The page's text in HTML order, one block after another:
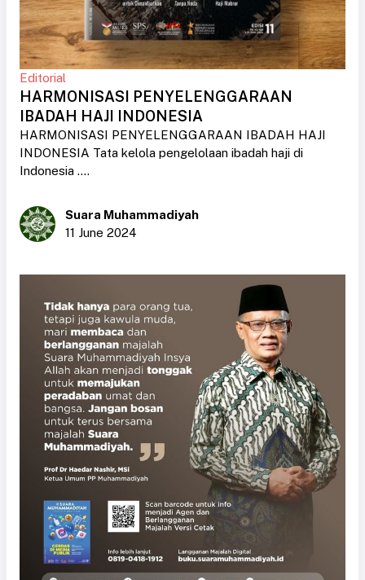
Editorial
HARMONISASI PENYELENGGARAAN
IBADAH HAJI INDONESIA
HARMONISASI PENYELENGGARAAN IBADAH HAJI
INDONESIA Tata kelola pengelolaan ibadah haji di
Indonesia ....
Suara Muhammadiyah
11 June 2024